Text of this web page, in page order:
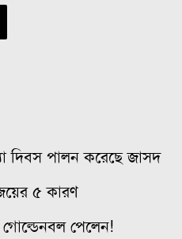
দিবস পালন করেছে জাসদ
৫ কারণ
গোল্ডেনবল পেলেন!